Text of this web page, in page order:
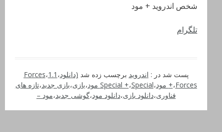
شخص اندروید + مود
تلگرام
پست شد در : اندروید برچسب زده شد (دانلود، 1.1،Forces
+،Forces مود ، Special +،Special مود ،بازی،بازی جدید،تازه های
فناوری،دانلود بازی،دانلود مود،گوشی جدید،مود –